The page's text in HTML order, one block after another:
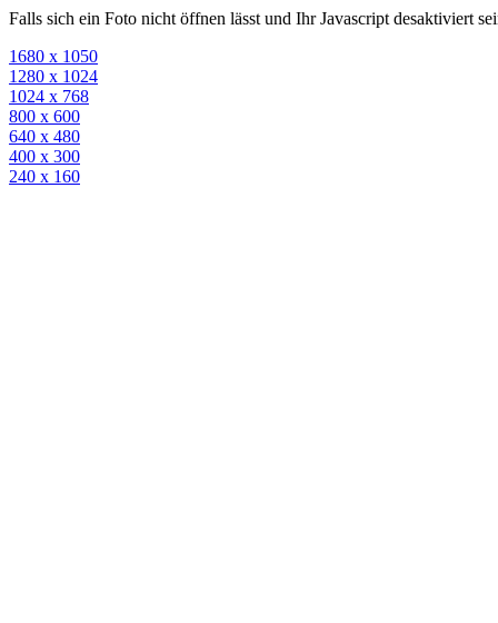
Falls sich ein Foto nicht öffnen lässt und Ihr Javascript desaktiviert
1680 x 1050
1280 x 1024
1024 x 768
800 x 600
640 x 480
400 x 300
240 x 160